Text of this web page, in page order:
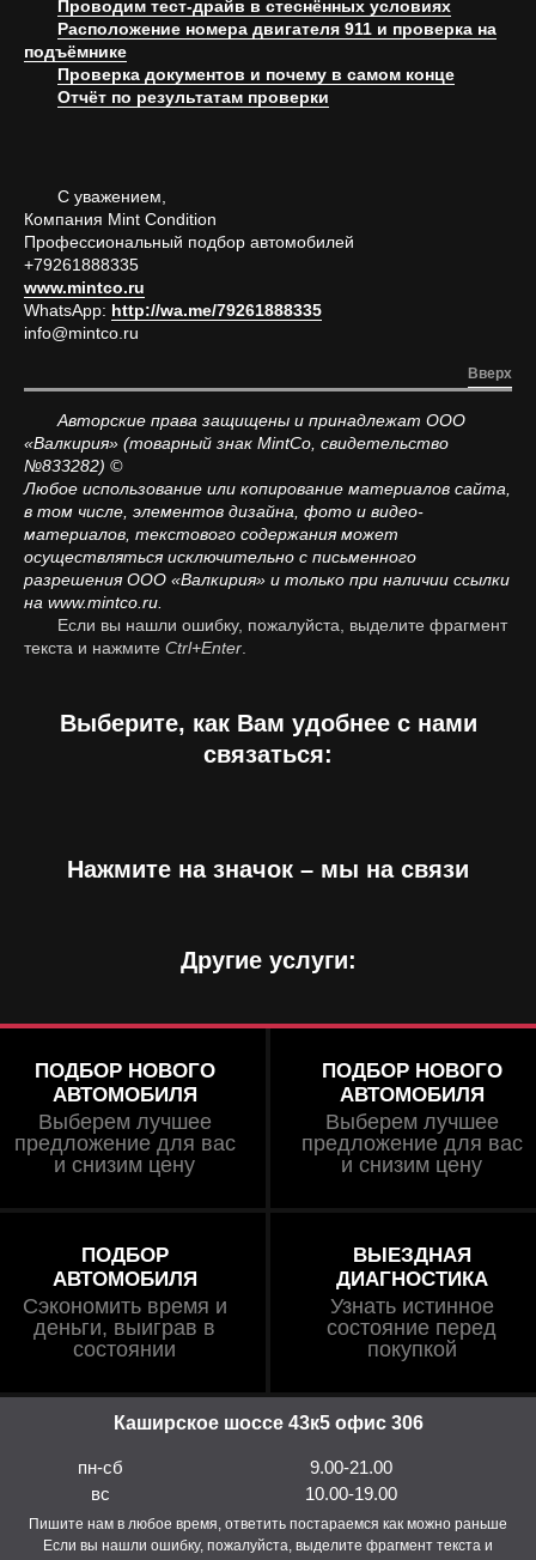
Проводим тест-драйв в стеснённых условиях
Расположение номера двигателя 911 и проверка на
подъёмнике
Проверка документов и почему в самом конце
Отчёт по результатам проверки
С уважением,
Компания Mint Condition
Профессиональный подбор автомобилей
+79261888335
www.mintco.ru
WhatsApp: http://wa.me/79261888335
info@mintco.ru
Вверх
Авторские права защищены и принадлежат ООО
«Валкирия» (товарный знак MintCo, свидетельство
№833282) ©
Любое использование или копирование материалов сайта,
в том числе, элементов дизайна, фото и видео-
материалов, текстового содержания может
осуществляться исключительно с письменного
разрешения ООО «Валкирия» и только при наличии ссылки
на www.mintco.ru.
Если вы нашли ошибку, пожалуйста, выделите фрагмент
текста и нажмите Ctrl+Enter
Выберите, как Вам удобнее с нами
связаться:
Нажмите на значок – мы на связи
Другие услуги:
ПОДБОР НОВОГО
АВТОМОБИЛЯ
Выберем лучшее
предложение для вас
и снизим цену
ПОДБОР НОВОГО
АВТОМОБИЛЯ
Выберем лучшее
предложение для вас
и снизим цену
ПОДБОР
АВТОМОБИЛЯ
Сэкономить время и
деньги, выиграв в
состоянии
ВЫЕЗДНАЯ
ДИАГНОСТИКА
Узнать истинное
состояние перед
покупкой
Каширское шоссе 43к5 офис 306
пн-сб
9.00-21.00
вс
10.00-19.00
Пишите нам в любое время, ответить постараемся как можно раньше
Если вы нашли ошибку, пожалуйста, выделите фрагмент текста и